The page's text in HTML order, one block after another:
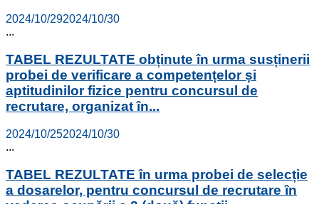
2024/10/292024/10/30
...
TABEL REZULTATE obținute în urma susținerii
probei de verificare a competențelor și
aptitudinilor fizice pentru concursul de
recrutare, organizat în...
2024/10/252024/10/30
...
TABEL REZULTATE în urma probei de selecție
a dosarelor, pentru concursul de recrutare în